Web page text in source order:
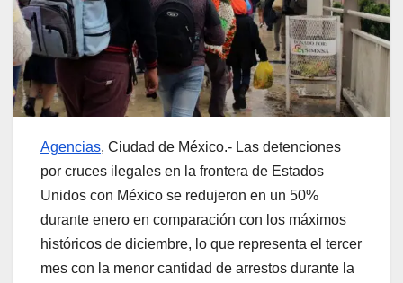
Agencias, Ciudad de México.- Las detenciones
por cruces ilegales en la frontera de Estados
Unidos con México se redujeron en un 50%
durante enero en comparación con los máximos
históricos de diciembre, lo que representa el tercer
mes con la menor cantidad de arrestos durante la